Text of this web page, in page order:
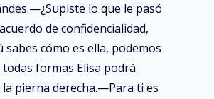
lo que le pasó
de confidencialidad,
cómo es ella, podemos
formas Elisa podrá
pierna derecha.—Para ti es